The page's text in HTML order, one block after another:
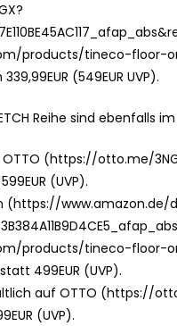
products/tineco-
(549EUR UVP).
Reihe sind ebenfalls
OTTO (https://otto.me/
(UVP).
(https://www.amazon.de/
products/tineco-floor-
499EUR (UVP).
auf OTTO (https://
(UVP).